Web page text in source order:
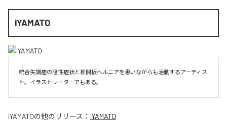
iYAMATO
統合失調症の陰性症状と椎間板ヘルニアを患いながらも活動するアーティス
ト。イラストレーターでもある。
iYAMATOの他のリリース： iYAMATO